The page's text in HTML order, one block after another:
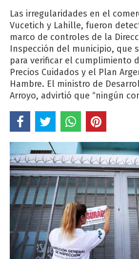
Las irregularidades en el
Vucetich y Lahille, fueron
marco de controles de la
Inspección del municipio, que
para verificar el cumplimiento
Precios Cuidados y el Plan
Hambre. El ministro de
Arroyo, advirtió que “ningún